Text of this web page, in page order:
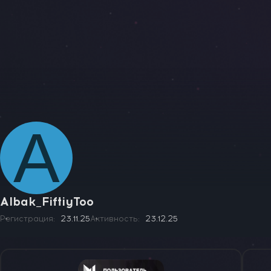
A
Albak_FiftiyToo
Регистрация 23.11.25Активность 23.12.25